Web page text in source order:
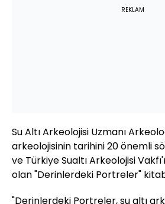
REKLAM
Su Altı Arkeolojisi Uzmanı
arkeolojisinin tarihini 20 önemli
ve Türkiye Sualtı Arkeolojisi
olan "Derinlerdeki Portreler"
"Derinlerdeki Portreler, su altı